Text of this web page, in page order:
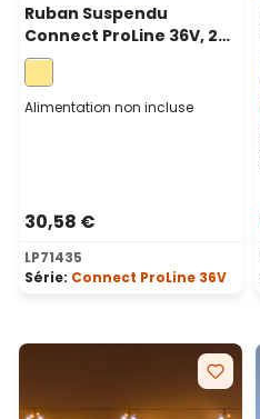
Ruban Suspendu
Connect ProLine 36V, 2
m, 100 maxiled blanc
chaud, câble vert
Alimentation non incluse
30,58 €
LP71435
Série: Connect ProLine 36V